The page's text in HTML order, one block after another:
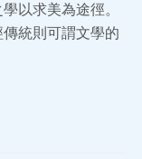
以求美為途徑。
統則可謂文學的